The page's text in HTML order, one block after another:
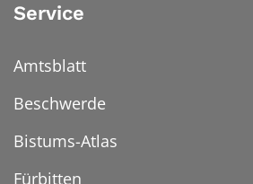
Service
Amtsblatt
Beschwerde
Bistums-Atlas
Fürbitten